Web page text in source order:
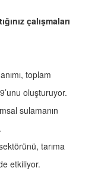
çalışmaları
toplam
oluşturuyor.
sulamanın
tarıma
etkiliyor.